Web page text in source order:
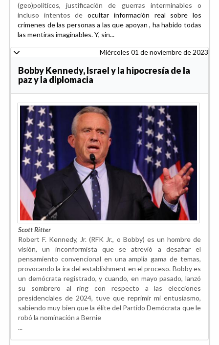
(geo)políticos, justificación de guerras interminables o
incluso intentos deocultar información real sobre los
crímenes de las personas a las que apoyan , ha habido todas
las mentiras imaginables. Y, sin...
Miércoles 01 de noviembre de 2023
Bobby Kennedy, Israel y la hipocresía de la
paz y la diplomacia
Scott Ritter
Robert F. Kennedy, Jr. (RFK Jr., o Bobby) es un hombre de
visión, un inconformista que se atrevió a desafiar el
pensamiento convencional en una amplia gama de temas,
provocando la ira del establishment en el proceso. Bobby es
un demócrata registrado, y cuando, en mayo pasado, lanzó
su sombrero al ring con respecto a las elecciones
presidenciales de 2024, tuve que reprimir mi entusiasmo,
sabiendo muy bien que la élite del Partido Demócrata que le
robó la nominación a Bernie
...